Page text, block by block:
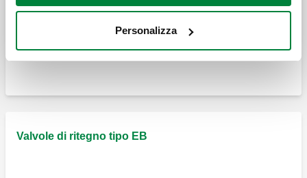
Personalizza
Valvola di ritegno, attacchi a squadra
calotta mobile - maschio.
maschio.
Espandi
Valvole di ritegno tipo EB